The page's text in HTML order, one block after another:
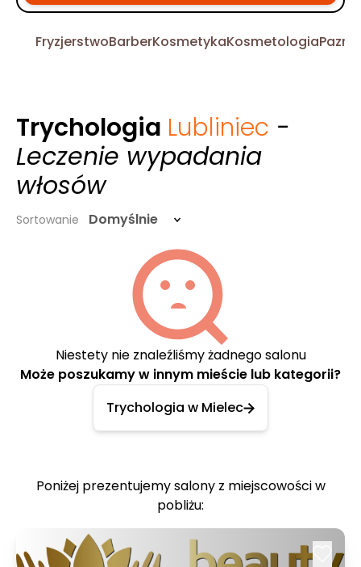
FryzjerstwoBarberKosmetykaKosmetologia
Trychologia Lubliniec -
Leczenie wypadania
włosów
Sortowanie Domyślnie
Niestety nie znaleźliśmy żadnego salonu
Może poszukamy w innym mieście lub kategorii?
Trychologia w Mielec
Poniżej prezentujemy salony z miejscowości w
pobliżu: